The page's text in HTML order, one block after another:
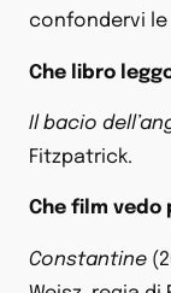
confondervi
Che libro
Il bacio
Fitzpatrick.
Che film
Constantine